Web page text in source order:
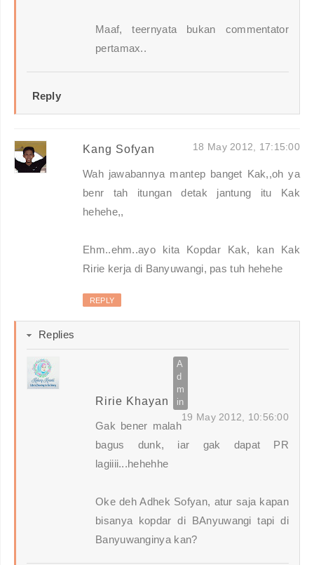
Maaf, teernyata bukan commentator
pertamax..
Reply
Kang Sofyan 18 May 2012, 17:15:00
Wah jawabannya mantep banget Kak,,oh ya
benr tah itungan detak jantung itu Kak
hehehe,,
Ehm..ehm..ayo kita Kopdar Kak, kan Kak
Ririe kerja di Banyuwangi, pas tuh hehehe
REPLY
Replies
Ririe Khayan
19 May 2012, 10:56:00
Gak bener malah
bagus dunk, iar gak dapat PR
lagiiii...hehehhe
Oke deh Adhek Sofyan, atur saja kapan
bisanya kopdar di BAnyuwangi tapi di
Banyuwanginya kan?